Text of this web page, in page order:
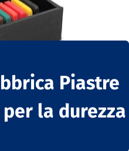
Piastre
la durezza